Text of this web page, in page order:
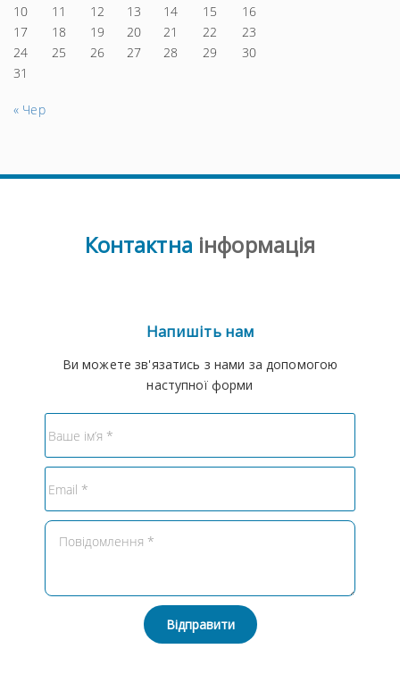
10
11 12 13 14 15
16
17
18 19 20 21 22
23
24
25 26 27 28 29
30
31
« Чер
Контактна інформація
Напишіть нам
Ви можете зв'язатись з нами за допомогою
наступної форми
Відправити